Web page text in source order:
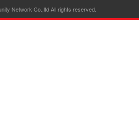
Network Co.,ltd All rights reserved.